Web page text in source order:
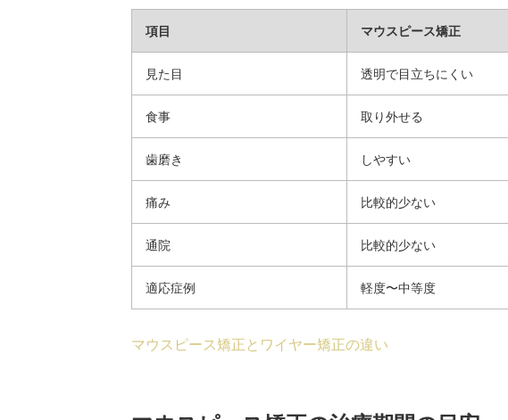
項目 マウスピース矯正
見た目 透明で目立ちにくい
食事 取り外せる
歯磨き しやすい
痛み 比較的少ない
通院 比較的少ない
適応症例 軽度〜中等度
マウスピース矯正とワイヤー矯正の違い